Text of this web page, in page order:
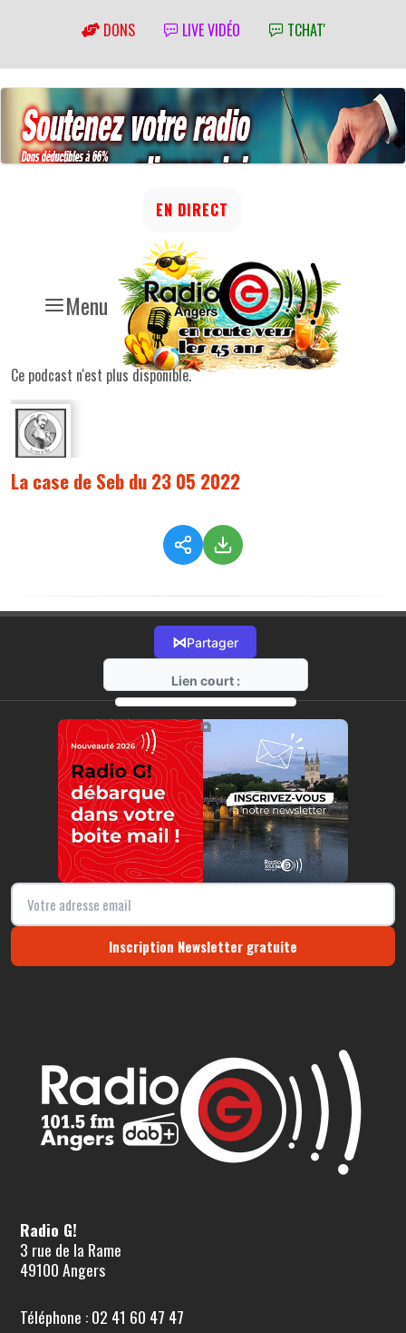
DONS LIVE VIDÉO TCHAT'
Menu
EN DIRECT
Ce podcast n'est plus disponible.
La case de Seb du 23 05 2022
⋈Partager
Lien court :
https://radio-g.fr?8433
⧉
Inscription Newsletter gratuite
Radio G!
3 rue de la Rame
49100 Angers
Téléphone : 02 41 60 47 47